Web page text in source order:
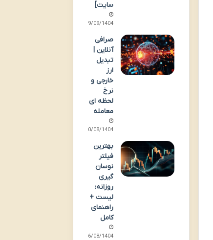
سایت]
09/09/1404
صرافی
آنلاین |
تبدیل
ارز
خارجی و
نرخ
لحظه ای
معامله
20/08/1404
بهترین
فیلتر
نوسان
گیری
روزانه:
لیست +
راهنمای
کامل
16/08/1404